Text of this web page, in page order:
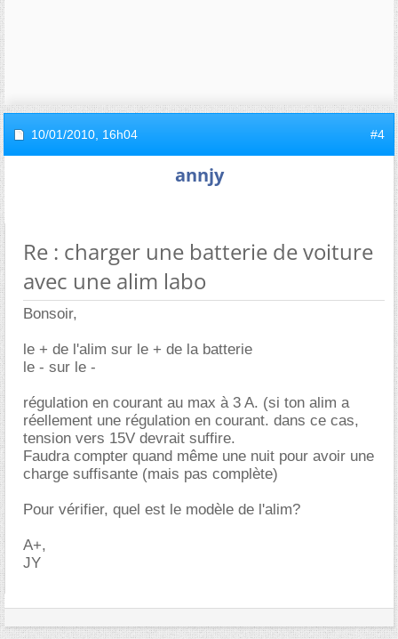
10/01/2010, 16h04 #4
annjy
Re : charger une batterie de voiture
avec une alim labo
Bonsoir,
le + de l'alim sur le + de la batterie
le - sur le -
régulation en courant au max à 3 A. (si ton alim a
réellement une régulation en courant. dans ce cas,
tension vers 15V devrait suffire.
Faudra compter quand même une nuit pour avoir une
charge suffisante (mais pas complète)
Pour vérifier, quel est le modèle de l'alim?
A+,
JY